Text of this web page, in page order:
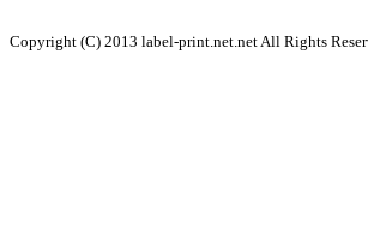
Copyright (C) 2013 label-print.net.net All Rights